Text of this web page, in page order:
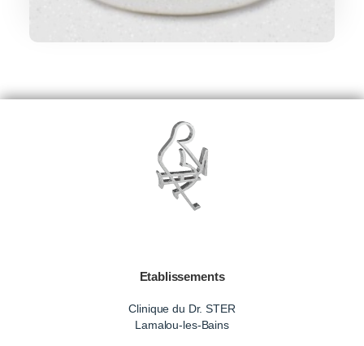
Etablissements
Clinique du Dr. STER
Lamalou-les-Bains